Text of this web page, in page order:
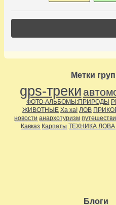
Метки
gps-треки
ФОТО-АЛЬБОМЫ:ПРИРОДЫ
ЖИВОТНЫЕ Ха ха! ЛОВ
новости анархотуризм
Кавказ Карпаты ТЕХНИКА ЛОВА
Блоги